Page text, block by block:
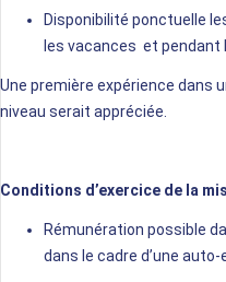
Disponibilité ponctuelle
les vacances et
Une première expérience dans
niveau serait appréciée.
Conditions d’exercice de la
Rémunération possible
dans le cadre d’une auto-